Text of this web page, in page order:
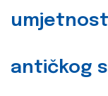
antičkog